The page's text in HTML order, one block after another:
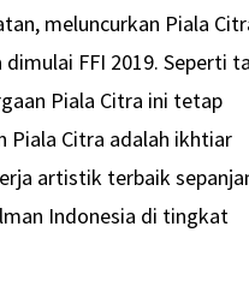
meluncurkan Piala
FFI 2019. Seperti
Piala Citra ini tetap
Piala Citra adalah ikhtiar
artistik terbaik
Indonesia di tingkat